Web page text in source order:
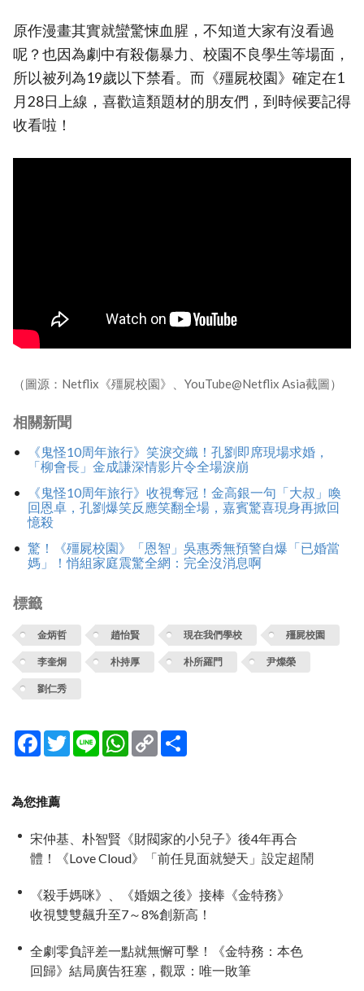
原作漫畫其實就蠻驚悚血腥，不知道大家有沒看過
呢？也因為劇中有殺傷暴力、校園不良學生等場面，
所以被列為19歲以下禁看。而《殭屍校園》確定在1
月28日上線，喜歡這類題材的朋友們，到時候要記得
收看啦！
（圖源：Netflix《殭屍校園》、YouTube@Netflix Asia截圖）
相關新聞
《鬼怪10周年旅行》笑淚交織！孔劉即席現場求婚，
「柳會長」金成謙深情影片令全場淚崩
《鬼怪10周年旅行》收視奪冠！金高銀一句「大叔」喚
回恩卓，孔劉爆笑反應笑翻全場，嘉賓驚喜現身再掀回
憶殺
驚！《殭屍校園》「恩智」吳惠秀無預警自爆「已婚當
媽」！悄組家庭震驚全網：完全沒消息啊
標籤
金炳哲 趙怡賢 現在我們學校 殭屍校園
李奎炯 朴持厚 朴所羅門 尹燦榮
劉仁秀
Facebook
TwitterLine WhatsApp
Copy
Link
為您推薦
宋仲基、朴智賢《財閥家的小兒子》後4年再合
體！《Love Cloud》「前任見面就變天」設定超鬧
《殺手媽咪》、《婚姻之後》接棒《金特務》
收視雙雙飆升至7～8%創新高！
全劇零負評差一點就無懈可擊！《金特務：本色
回歸》結局廣告狂塞，觀眾：唯一敗筆